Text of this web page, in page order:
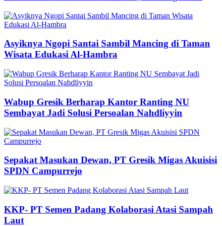
Asyiknya Ngopi Santai Sambil Mancing di Taman
Wisata Edukasi Al-Hambra
Wabup Gresik Berharap Kantor Ranting NU
Sembayat Jadi Solusi Persoalan Nahdliyyin
Sepakat Masukan Dewan, PT Gresik Migas Akuisisi
SPDN Campurrejo
KKP- PT Semen Padang Kolaborasi Atasi Sampah
Laut